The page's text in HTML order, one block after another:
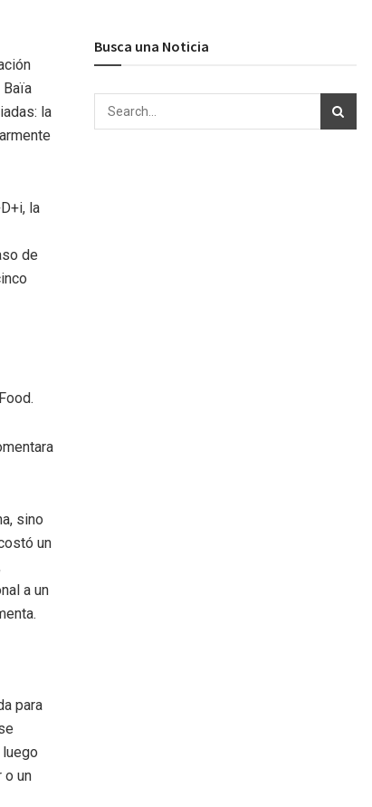
la
la
de
sino
un
a un
para
o un
Busca una Noticia